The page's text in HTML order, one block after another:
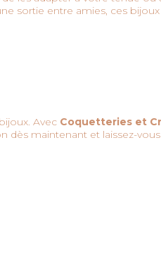
sortie entre amies, ces
Avec Coquetteries et
dès maintenant et laissez-